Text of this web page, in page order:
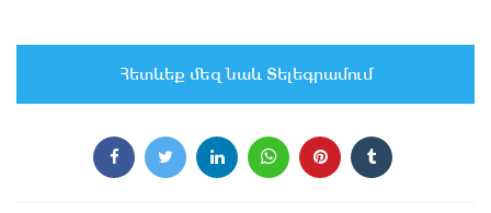
Հետևեք մեզ նաև Տելեգրամում